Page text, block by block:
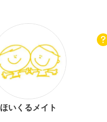
ほいくるメイト